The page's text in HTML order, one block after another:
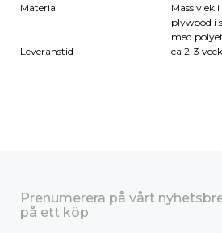
Material
Massiv ek
plywood i
med
Leveranstid
ca 2-3
Prenumerera på vårt
på ett köp